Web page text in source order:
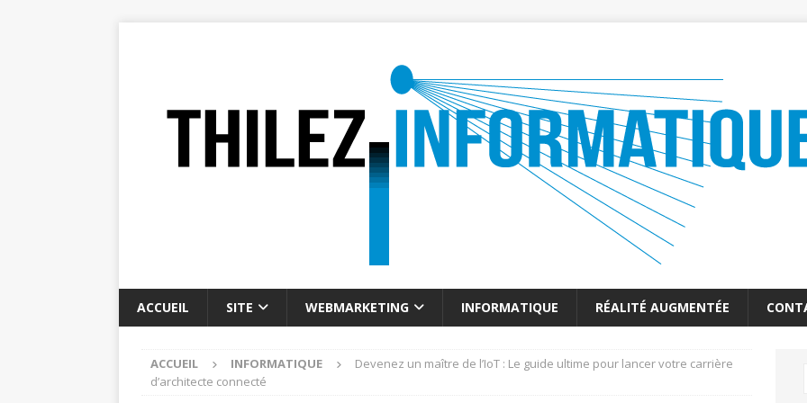
ACCUEIL SITE WEBMARKETING INFORMATIQUE RÉALITÉ AUGMENTÉE
ACCUEIL INFORMATIQUE
Devenez un maître de l’IoT : Le guide ultime pour lancer votre carrière
d’architecte connecté